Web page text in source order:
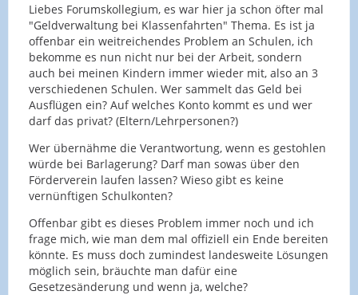
Liebes Forumskollegium, es war hier ja schon öfter mal
"Geldverwaltung bei Klassenfahrten" Thema. Es ist ja
offenbar ein weitreichendes Problem an Schulen, ich
bekomme es nun nicht nur bei der Arbeit, sondern
auch bei meinen Kindern immer wieder mit, also an 3
verschiedenen Schulen. Wer sammelt das Geld bei
Ausflügen ein? Auf welches Konto kommt es und wer
darf das privat? (Eltern/Lehrpersonen?)
Wer übernähme die Verantwortung, wenn es gestohlen
würde bei Barlagerung? Darf man sowas über den
Förderverein laufen lassen? Wieso gibt es keine
vernünftigen Schulkonten?
Offenbar gibt es dieses Problem immer noch und ich
frage mich, wie man dem mal offiziell ein Ende bereiten
könnte. Es muss doch zumindest landesweite Lösungen
möglich sein, bräuchte man dafür eine
Gesetzesänderung und wenn ja, welche?